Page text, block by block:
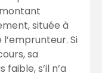
située à
Si
sa
s’il n’a